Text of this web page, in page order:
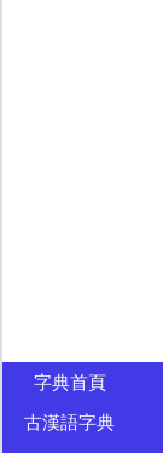
字典首頁
古漢語字典